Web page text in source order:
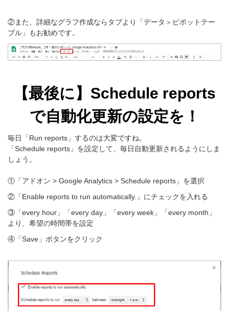
②また、詳細なグラフ作成ならタブより「データ＞ピポットテー
ブル」もお勧めです。
【最後に】Schedule reports
で自動化更新の設定を！
毎日「Run reports」するのは大変ですね。
「Schedule reports」を設定して、毎日自動更新されるようにしま
しょう。
①「アドオン > Google Analytics > Schedule reports」を選択
②「Enable reports to run automatically.」にチェックを入れる
③「every hour」「every day」「every week」「every month」
より、希望の時間帯を設定
④「Save」ボタンをクリック